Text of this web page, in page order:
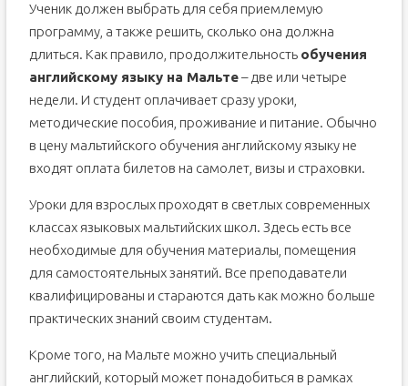
Ученик должен выбрать для себя приемлемую
программу, а также решить, сколько она должна
длиться. Как правило, продолжительность обучения
английскому языку на Мальте– две или четыре
недели. И студент оплачивает сразу уроки,
методические пособия, проживание и питание. Обычно
в цену мальтийского обучения английскому языку не
входят оплата билетов на самолет, визы и страховки.
Уроки для взрослых проходят в светлых современных
классах языковых мальтийских школ. Здесь есть все
необходимые для обучения материалы, помещения
для самостоятельных занятий. Все преподаватели
квалифицированы и стараются дать как можно больше
практических знаний своим студентам.
Кроме того, на Мальте можно учить специальный
английский, который может понадобиться в рамках